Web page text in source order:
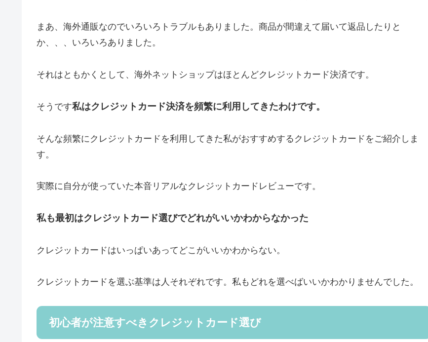
まあ、海外通販なのでいろいろトラブルもありました。商品が間違えて届いて返品したりと
か、、、いろいろありました。
それはともかくとして、海外ネットショップはほとんどクレジットカード決済です。
そうです私はクレジットカード決済を頻繁に利用してきたわけです。
そんな頻繁にクレジットカードを利用してきた私がおすすめするクレジットカードをご紹介しま
す。
実際に自分が使っていた本音リアルなクレジットカードレビューです。
私も最初はクレジットカード選びでどれがいいかわからなかった
クレジットカードはいっぱいあってどこがいいかわからない。
クレジットカードを選ぶ基準は人それぞれです。私もどれを選べばいいかわかりませんでした。
初心者が注意すべきクレジットカード選び